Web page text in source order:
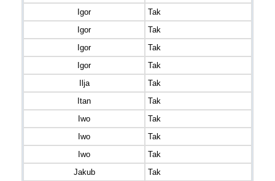
Igor
Tak
Igor
Tak
Igor
Tak
Igor
Tak
Ilja
Tak
Itan
Tak
Iwo
Tak
Iwo
Tak
Iwo
Tak
Jakub
Tak